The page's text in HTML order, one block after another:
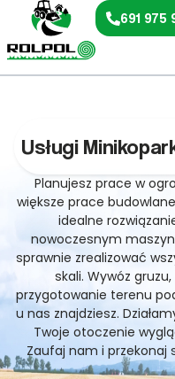
691 975
Usługi
Planujesz prace w
większe prace
idealne
nowoczesnym
sprawnie zrealizować
skali. Wywóz
przygotowanie terenu
u nas znajdziesz.
Twoje otoczenie
Zaufaj nam i przekonaj